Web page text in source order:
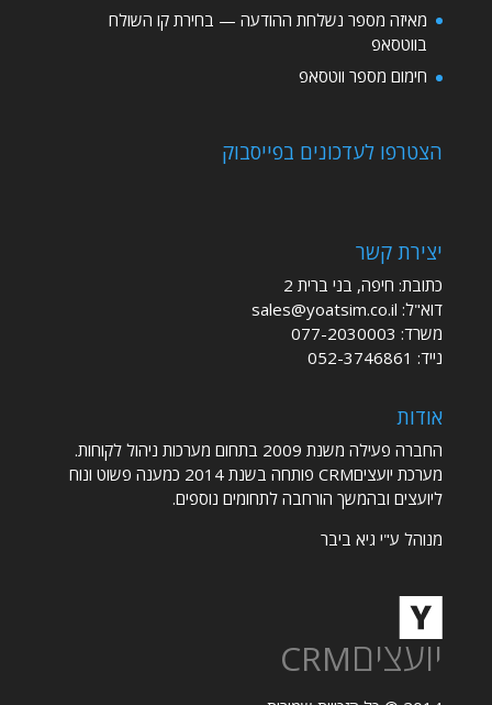
מאיזה מספר נשלחת ההודעה — בחירת קו השולח
בווטסאפ
חימום מספר ווטסאפ
הצטרפו לעדכונים בפייסבוק
יצירת קשר
כתובת: חיפה, בני ברית 2
דוא"ל: sales@yoatsim.co.il
משרד: 077-2030003
נייד: 052-3746861
אודות
החברה פעילה משנת 2009 בתחום מערכות ניהול לקוחות.
מערכת יועציםCRM פותחה בשנת 2014 כמענה פשוט ונוח
ליועצים ובהמשך הורחבה לתחומים נוספים.
מנוהל ע"י גיא ביבר
יועציםCRM